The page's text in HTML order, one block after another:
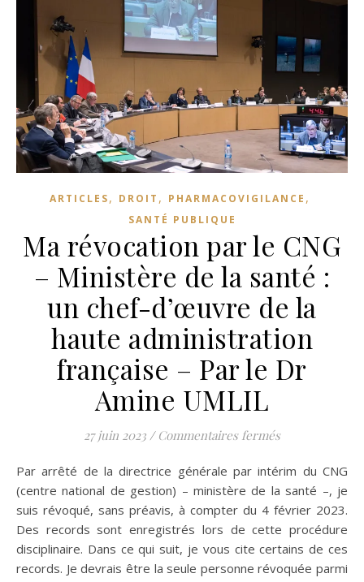
ARTICLES, DROIT , PHARMACOVIGILANCE ,
SANTÉ PUBLIQUE
Ma révocation par le CNG
– Ministère de la santé :
un chef-d’œuvre de la
haute administration
française – Par le Dr
Amine UMLIL
27 juin 2023 / Commentaires ferméssur Ma
Par arrêté de la directrice générale par intérim du CNG
(centre national de gestion) – ministère de la santé –, je
suis révoqué, sans préavis, à compter du 4 février 2023.
Des records sont enregistrés lors de cette procédure
disciplinaire. Dans ce qui suit, je vous cite certains de ces
records. Je devrais être la seule personne révoquée parmi